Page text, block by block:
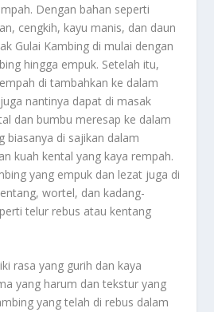
Dengan bahan seperti
cengkih, kayu manis, dan daun
Gulai Kambing di mulai dengan
hingga empuk. Setelah itu,
di tambahkan ke dalam
nantinya dapat di masak
dan bumbu meresap ke dalam
biasanya di sajikan dalam
kuah kental yang kaya rempah.
yang empuk dan lezat juga di
wortel, dan kadang-
telur rebus atau kentang
rasa yang gurih dan kaya
yang harum dan tekstur yang
yang telah di rebus dalam